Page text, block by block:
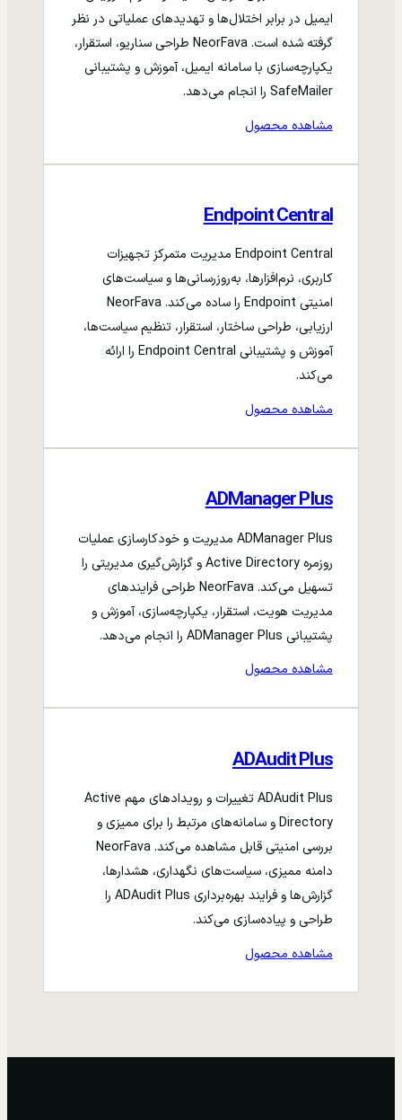
ایمیل در برابر اختلال‌ها و تهدیدهای عملیاتی در نظر
گرفته شده است. NeorFava طراحی سناریو، استقرار،
یکپارچه‌سازی با سامانه ایمیل، آموزش و پشتیبانی
SafeMailer را انجام می‌دهد.
مشاهده محصول
Endpoint Central
Endpoint Central مدیریت متمرکز تجهیزات
کاربری، نرم‌افزارها، به‌روزرسانی‌ها و سیاست‌های
امنیتی Endpoint را ساده می‌کند. NeorFava
ارزیابی، طراحی ساختار، استقرار، تنظیم سیاست‌ها،
آموزش و پشتیبانی Endpoint Central را ارائه
می‌کند.
مشاهده محصول
ADManager Plus
ADManager Plus مدیریت و خودکارسازی عملیات
روزمره Active Directory و گزارش‌گیری مدیریتی را
تسهیل می‌کند. NeorFava طراحی فرایندهای
مدیریت هویت، استقرار، یکپارچه‌سازی، آموزش و
پشتیبانی ADManager Plus را انجام می‌دهد.
مشاهده محصول
ADAudit Plus
ADAudit Plus تغییرات و رویدادهای مهم Active
Directory و سامانه‌های مرتبط را برای ممیزی و
بررسی امنیتی قابل مشاهده می‌کند. NeorFava
دامنه ممیزی، سیاست‌های نگهداری، هشدارها،
گزارش‌ها و فرایند بهره‌برداری ADAudit Plus را
طراحی و پیاده‌سازی می‌کند.
مشاهده محصول